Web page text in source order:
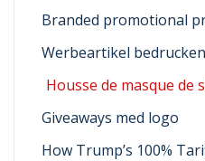
Branded promotional
Werbeartikel bedrucken
Housse de masque de
Giveaways med logo
How Trump’s 100%